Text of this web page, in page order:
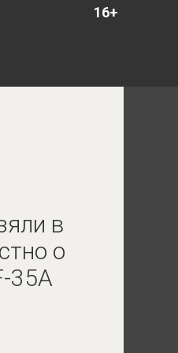
16+
в
о
35A